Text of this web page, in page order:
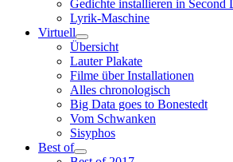
Gedichte installieren in Second
Lyrik-Maschine
Virtuell
Übersicht
Lauter Plakate
Filme über Installationen
Alles chronologisch
Big Data goes to Bonestedt
Vom Schwanken
Sisyphos
Best of